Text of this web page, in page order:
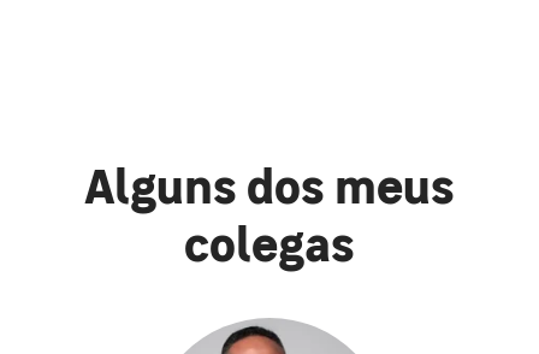
Alguns dos meus
colegas